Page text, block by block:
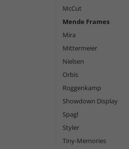
McCut
Mende Frames
Mira
Mittermeier
Nielsen
Orbis
Roggenkamp
Showdown Display
Spagl
Styler
Tiny-Memories